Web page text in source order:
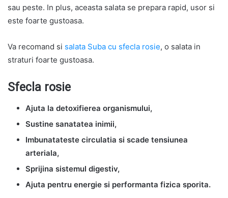
sau peste. In plus, aceasta salata se prepara rapid, usor si
este foarte gustoasa.
Va recomand si salata Suba cu sfecla rosie, o salata in
straturi foarte gustoasa.
Sfecla rosie
Ajuta la detoxifierea organismului,
Sustine sanatatea inimii,
Imbunatateste circulatia si scade tensiunea
arteriala,
Sprijina sistemul digestiv,
Ajuta pentru energie si performanta fizica sporita.